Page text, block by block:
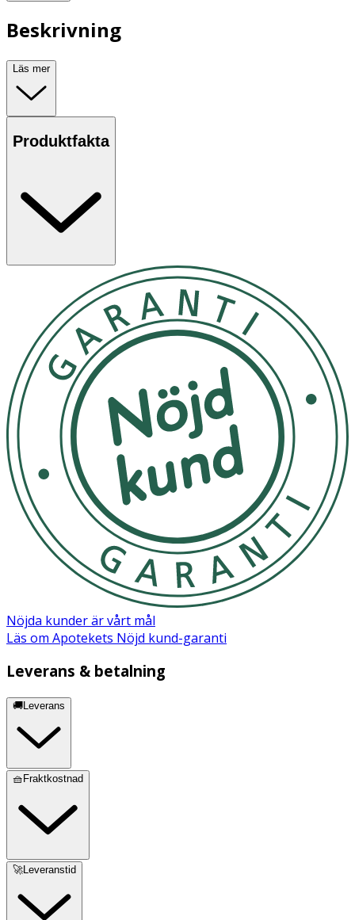
Beskrivning
Läs mer
Produktfakta
Nöjda kunder är vårt mål
Läs om Apotekets Nöjd kund-garanti
Leverans & betalning
🚚Leverans
🧺Fraktkostnad
🚀Leveranstid